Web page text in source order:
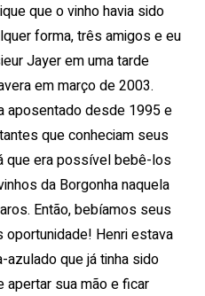
que o vinho havia sido
forma, três amigos e eu
Jayer em uma tarde
em março de 2003.
aposentado desde 1995 e
que conheciam seus
que era possível bebê-los
da Borgonha naquela
Então, bebíamos seus
Henri estava
que já tinha sido
apertar sua mão e ficar